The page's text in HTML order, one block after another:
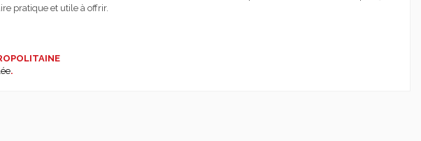
pratique et utile à offrir.
.